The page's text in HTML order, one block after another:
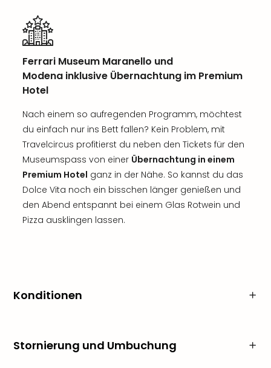
Ferrari Museum Maranello und
Modena inklusive Übernachtung im Premium
Hotel
Nach einem so aufregenden Programm, möchtest
du einfach nur ins Bett fallen? Kein Problem, mit
Travelcircus profitierst du neben den Tickets für den
Museumspass von einer Übernachtung in einem
Premium Hotel ganz in der Nähe. So kannst du das
Dolce Vita noch ein bisschen länger genießen und
den Abend entspannt bei einem Glas Rotwein und
Pizza ausklingen lassen.
Konditionen
Stornierung und Umbuchung